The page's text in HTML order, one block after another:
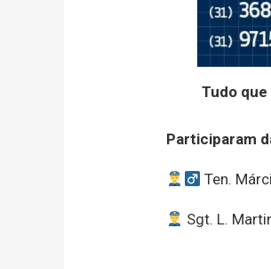
Tudo
Participaram
Ten.
Sgt. L.